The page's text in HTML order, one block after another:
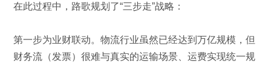
在此过程中，路歌规划了“三步走”战略：
第一步为业财联动。物流行业虽然已经达到万亿规模，但
财务流（发票）很难与真实的运输场景、运费实现统一规